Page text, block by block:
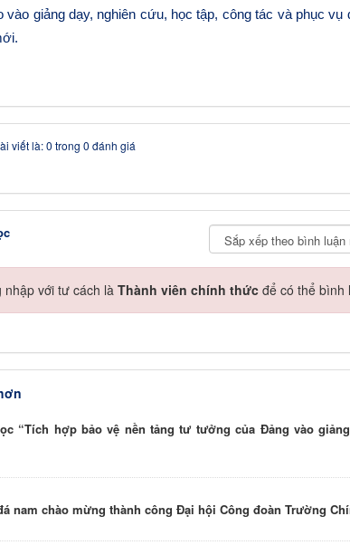
vào giảng dạy, nghiên cứu, học tập, công tác và phục
viết là: 0 trong 0 đánh giá
nhập với tư cách là Thành viên chính thức để có thể bình
“Tích hợp bảo vệ nền tảng tư tưởng của Đảng vào
nam chào mừng thành công Đại hội Công đoàn Trường